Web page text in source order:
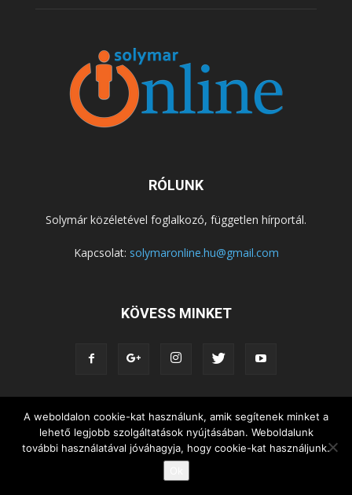
RÓLUNK
Solymár közéletével foglalkozó, független hírportál.
Kapcsolat: solymaronline.hu@gmail.com
KÖVESS MINKET
KÖZÉLET KÖZÖSSÉGEK
SZABADIDŐ
NEMZETISÉG, HELYTÖRTÉNET
RIPORTOK
KÖZÉRDEKŰ INFORMÁCIÓK
© Copyright 2015 - Solymár Online
A weboldalon cookie-kat használunk, amik segítenek minket a
lehető legjobb szolgáltatások nyújtásában. Weboldalunk
további használatával jóváhagyja, hogy cookie-kat használjunk.